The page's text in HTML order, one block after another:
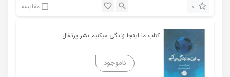
0 مقایسه
کتاب ما اینجا زندگی میکنیم نشر پرتقال